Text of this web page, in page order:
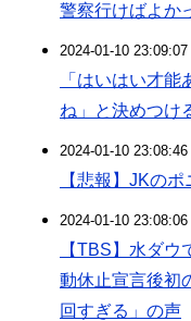
警察行けばよか
2024-01-10
「はいはい才
ね」と決めつけ
2024-01-10
【悲報】JKの
2024-01-10
【TBS】水ダ
動休止宣言後初
回すぎる」の声